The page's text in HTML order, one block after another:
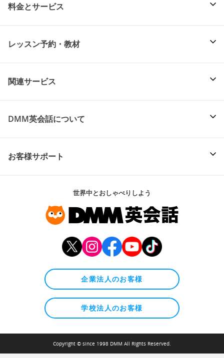
料金とサービス
レッスン予約・教材
関連サービス
DMM英会話について
お客様サポート
世界中とおしゃべりしよう
企業法人のお客様
学校法人のお客様
Copyright © since 1998 DMM All Rights Reserved.